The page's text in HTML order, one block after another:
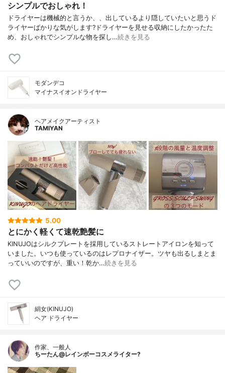
シンプルでおしゃれ！
ドライヤーは機械的と言うか、、出しているより隠していたいと思うド
ライヤーばかりな気がします?ドライヤーを見せる収納にしたかったた
め、おしゃれでシンプルな物を探し…続きを見る
モダンデコ
マイナスイオンドライヤー
ヘアメイクアーティスト
TAMIYAN
5.00
とにかく軽くて速乾艶髪に
KINUJOはシルクプレートを採用しているストレートアイロンを知って
いました。いつも使っているのはレプロナイザー。ツヤも出るしまとま
っていいのですが、重い！乾か…続きを見る
絹女(KINUJO)
ヘア ドライヤー
作家、一般人
ちーたん@レインボーコスメライター?